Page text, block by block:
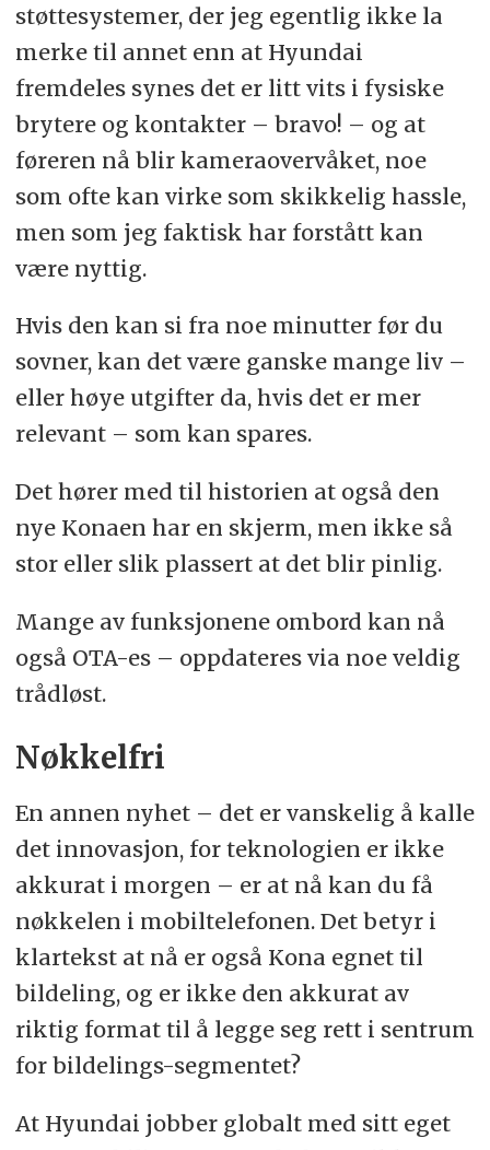
støttesystemer, der jeg egentlig ikke la
merke til annet enn at Hyundai
fremdeles synes det er litt vits i fysiske
brytere og kontakter – bravo! – og at
føreren nå blir kameraovervåket, noe
som ofte kan virke som skikkelig hassle,
men som jeg faktisk har forstått kan
være nyttig.
Hvis den kan si fra noe minutter før du
sovner, kan det være ganske mange liv –
eller høye utgifter da, hvis det er mer
relevant – som kan spares.
Det hører med til historien at også den
nye Konaen har en skjerm, men ikke så
stor eller slik plassert at det blir pinlig.
Mange av funksjonene ombord kan nå
også OTA-es – oppdateres via noe veldig
trådløst.
Nøkkelfri
En annen nyhet – det er vanskelig å kalle
det innovasjon, for teknologien er ikke
akkurat i morgen – er at nå kan du få
nøkkelen i mobiltelefonen. Det betyr i
klartekst at nå er også Kona egnet til
bildeling, og er ikke den akkurat av
riktig format til å legge seg rett i sentrum
for bildelings-segmentet?
At Hyundai jobber globalt med sitt eget